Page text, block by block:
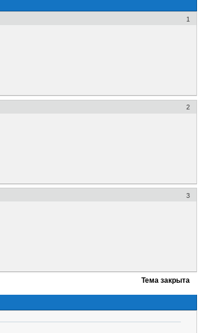
1
2
3
Тема закрыта